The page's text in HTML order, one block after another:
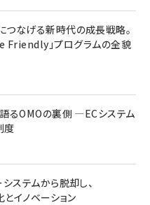
つなげる新時代の成長戦略。
」プログラムの全貌
るOMOの裏側 ―ECシステム
度
ステムから脱却し、
イノベーション